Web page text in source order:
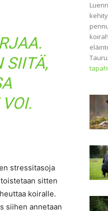
SIITÄ,
stressitasoja
sitten
koiralle.
siihen annetaan